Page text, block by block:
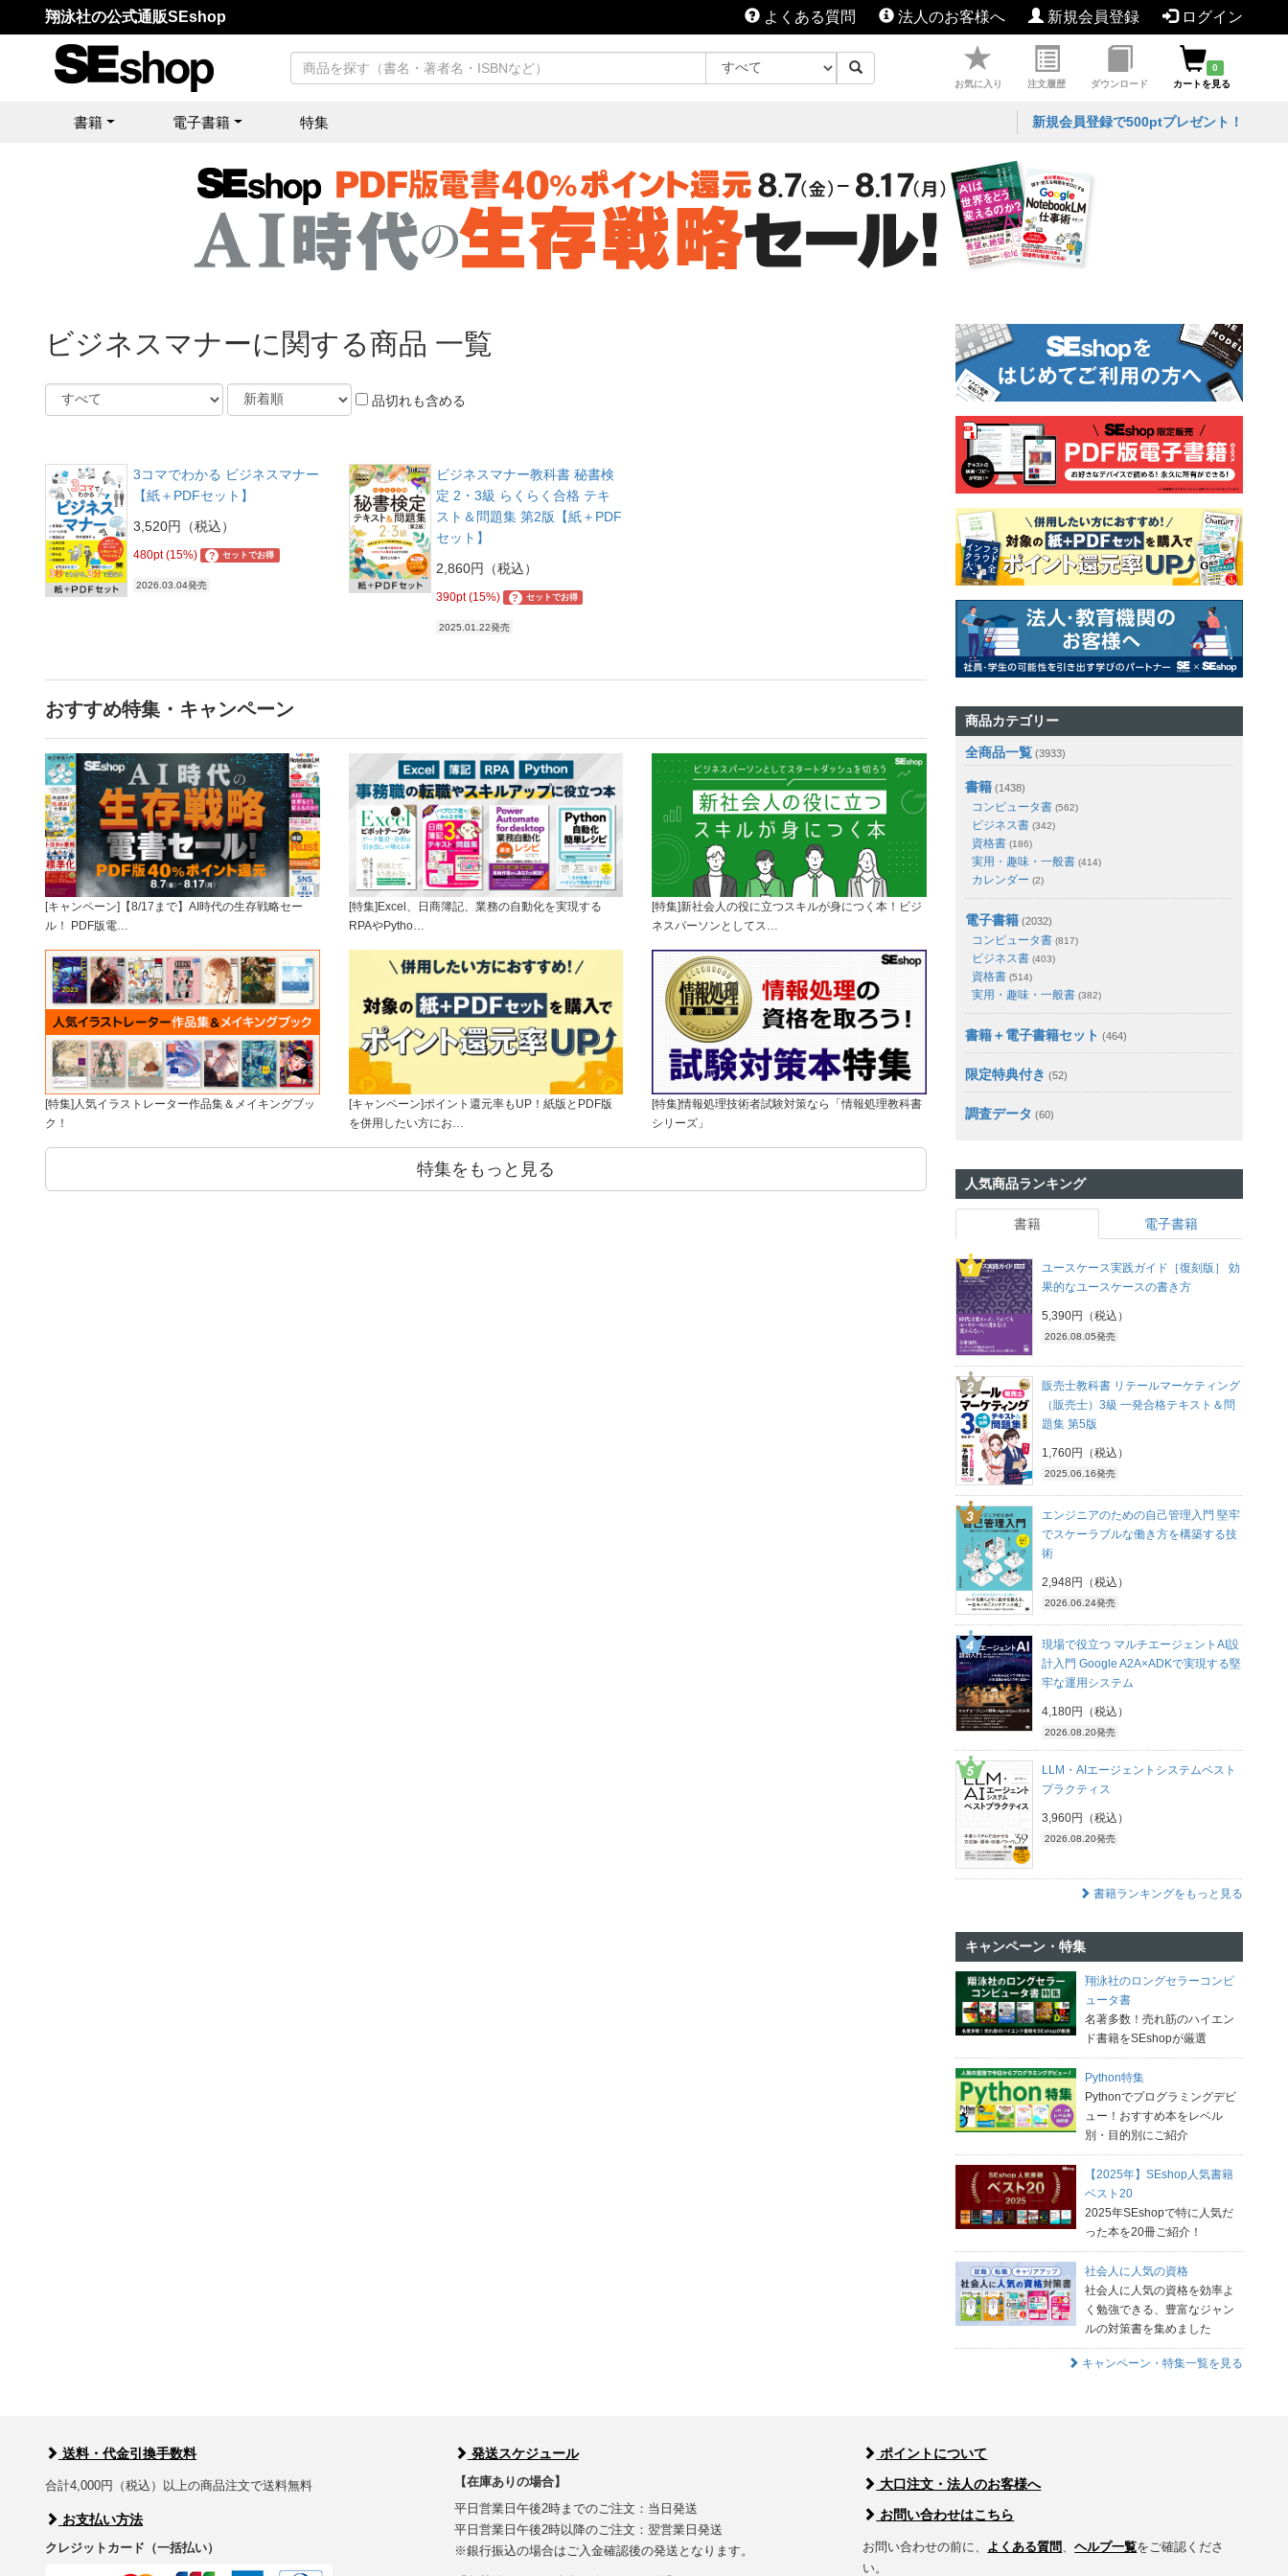
翔泳社の公式通販SEshop よくある質問 法人のお客様へ 新規会員登録 ログイン
お気に入り 注文履歴 ダウンロード
0
カートを見る
書籍 電子書籍 特集 新規会員登録で500ptプレゼント！
ビジネスマナーに関する商品 一覧
品切れも含める
3コマでわかる ビジネスマナー
【紙＋PDFセット】
3,520円（税込）
480pt (15%) ? セットでお得
2026.03.04発売
ビジネスマナー教科書 秘書検
定 2・3級 らくらく合格 テキ
スト＆問題集 第2版【紙＋PDF
セット】
2,860円（税込）
390pt (15%) ? セットでお得
2025.01.22発売
おすすめ特集・キャンペーン
[キャンペーン]【8/17まで】AI時代の生存戦略セー
ル！ PDF版電…
[特集]Excel、日商簿記、業務の自動化を実現する
RPAやPytho…
[特集]新社会人の役に立つスキルが身につく本！ビジ
ネスパーソンとしてス…
[特集]人気イラストレーター作品集＆メイキングブッ
ク！
[キャンペーン]ポイント還元率もUP！紙版とPDF版
を併用したい方にお…
[特集]情報処理技術者試験対策なら「情報処理教科書
シリーズ」
特集をもっと見る
商品カテゴリー
全商品一覧 (3933)
書籍 (1438)
コンピュータ書 (562)
ビジネス書 (342)
資格書 (186)
実用・趣味・一般書 (414)
カレンダー (2)
電子書籍 (2032)
コンピュータ書 (817)
ビジネス書 (403)
資格書 (514)
実用・趣味・一般書 (382)
書籍＋電子書籍セット (464)
限定特典付き (52)
調査データ (60)
人気商品ランキング
書籍 電子書籍
ユースケース実践ガイド［復刻版］ 効
果的なユースケースの書き方
5,390円（税込）
2026.08.05発売
販売士教科書 リテールマーケティング
（販売士）3級 一発合格テキスト＆問
題集 第5版
1,760円（税込）
2025.06.16発売
エンジニアのための自己管理入門 堅牢
でスケーラブルな働き方を構築する技
術
2,948円（税込）
2026.06.24発売
現場で役立つ マルチエージェントAI設
計入門 Google A2A×ADKで実現する堅
牢な運用システム
4,180円（税込）
2026.08.20発売
LLM・AIエージェントシステムベスト
プラクティス
3,960円（税込）
2026.08.20発売
書籍ランキングをもっと見る
キャンペーン・特集
翔泳社のロングセラーコンピ
ュータ書
名著多数！売れ筋のハイエン
ド書籍をSEshopが厳選
Python特集
Pythonでプログラミングデビ
ュー！おすすめ本をレベル
別・目的別にご紹介
【2025年】SEshop人気書籍
ベスト20
2025年SEshopで特に人気だ
った本を20冊ご紹介！
社会人に人気の資格
社会人に人気の資格を効率よ
く勉強できる、豊富なジャン
ルの対策書を集めました
キャンペーン・特集一覧を見る
送料・代金引換手数料
合計4,000円（税込）以上の商品注文で送料無料
お支払い方法
クレジットカード（一括払い）
発送スケジュール
【在庫ありの場合】
平日営業日午後2時までのご注文：当日発送
平日営業日午後2時以降のご注文：翌営業日発送
※銀行振込の場合はご入金確認後の発送となります。
ポイントについて
大口注文・法人のお客様へ
お問い合わせはこちら
お問い合わせの前に、 よくある質問、ヘルプ一覧をご確認くださ
い。